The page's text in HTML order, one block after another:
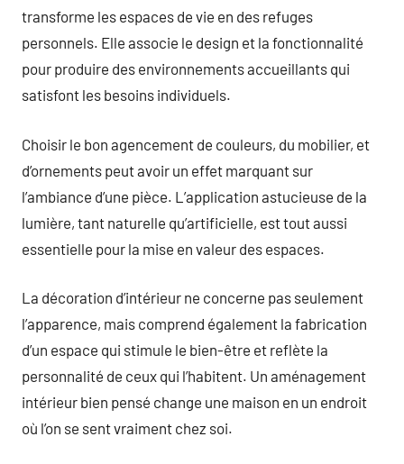
transforme les espaces de vie en des refuges
personnels. Elle associe le design et la fonctionnalité
pour produire des environnements accueillants qui
satisfont les besoins individuels.
Choisir le bon agencement de couleurs, du mobilier, et
d’ornements peut avoir un effet marquant sur
l’ambiance d’une pièce. L’application astucieuse de la
lumière, tant naturelle qu’artificielle, est tout aussi
essentielle pour la mise en valeur des espaces.
La décoration d’intérieur ne concerne pas seulement
l’apparence, mais comprend également la fabrication
d’un espace qui stimule le bien-être et reflète la
personnalité de ceux qui l’habitent. Un aménagement
intérieur bien pensé change une maison en un endroit
où l’on se sent vraiment chez soi.